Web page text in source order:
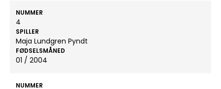
NUMMER
4
SPILLER
Maja Lundgren Pyndt
FØDSELSMÅNED
01 / 2004
NUMMER